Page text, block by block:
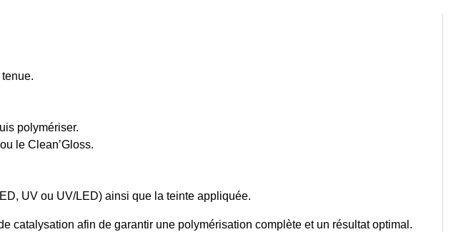
polymériser.
le Clean’Gloss.
UV ou UV/LED) ainsi que la teinte appliquée.
catalysation afin de garantir une polymérisation complète et un résultat optimal.